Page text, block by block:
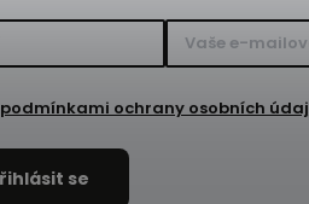
podmínkami ochrany osobních